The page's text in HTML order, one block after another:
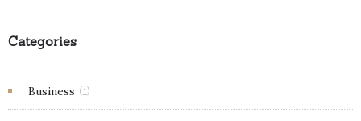
Categories
Business (1)